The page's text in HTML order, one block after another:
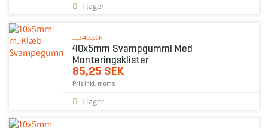
I lager
113-4005SK
40x5mm Svampgummi Med
Monteringsklister
85,25 SEK
Pris inkl. moms
I lager